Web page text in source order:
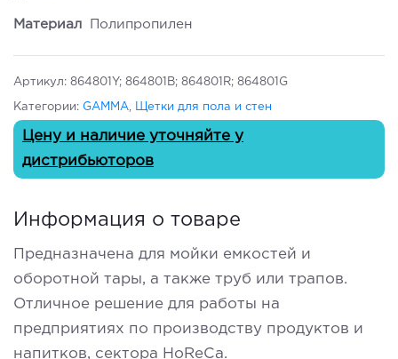
Материал Полипропилен
Артикул: 864801Y; 864801B; 864801R; 864801G
Категории: GAMMA, Щетки для пола и стен
Цену и наличие уточняйте у
дистрибьюторов
Информация о товаре
Предназначена для мойки емкостей и
оборотной тары, а также труб или трапов.
Отличное решение для работы на
предприятиях по производству продуктов и
напитков, сектора HoReCa.